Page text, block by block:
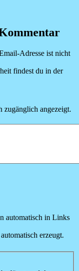
Adresse ist nicht
findest du in der
zugänglich angezeigt.
automatisch in Links
erzeugt.